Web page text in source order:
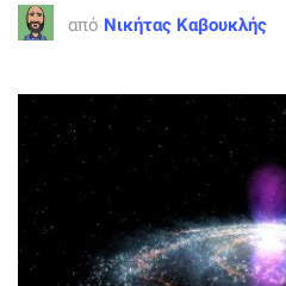
από Νικήτας Καβουκλής